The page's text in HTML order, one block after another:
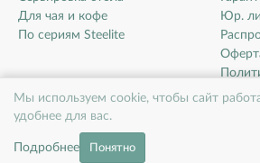
Мы используем cookie, чтобы сайт
удобнее для вас.
Подробнее Понятно
Для чая и кофе
По сериям Steelite
Юр.